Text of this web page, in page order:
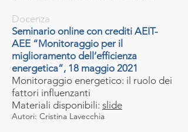
Docenza
Seminario online con crediti AEIT-
AEE “Monitoraggio per il
miglioramento dell’efficienza
energetica”, 18 maggio 2021
Monitoraggio energetico: il ruolo dei
fattori influenzanti
Materiali disponibili: slide
Autori: Cristina Lavecchia